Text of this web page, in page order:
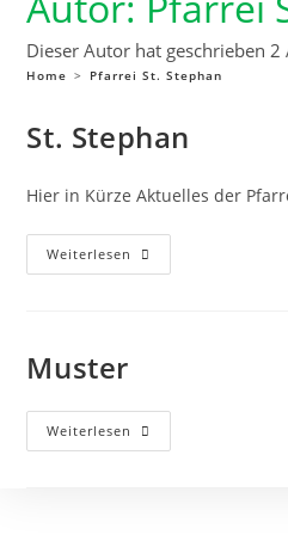
Dieser Autor hat geschrieben 2
Home > Pfarrei St. Stephan
St. Stephan
Hier in Kürze Aktuelles der
Weiterlesen
Muster
Weiterlesen